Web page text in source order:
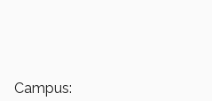
Campus: